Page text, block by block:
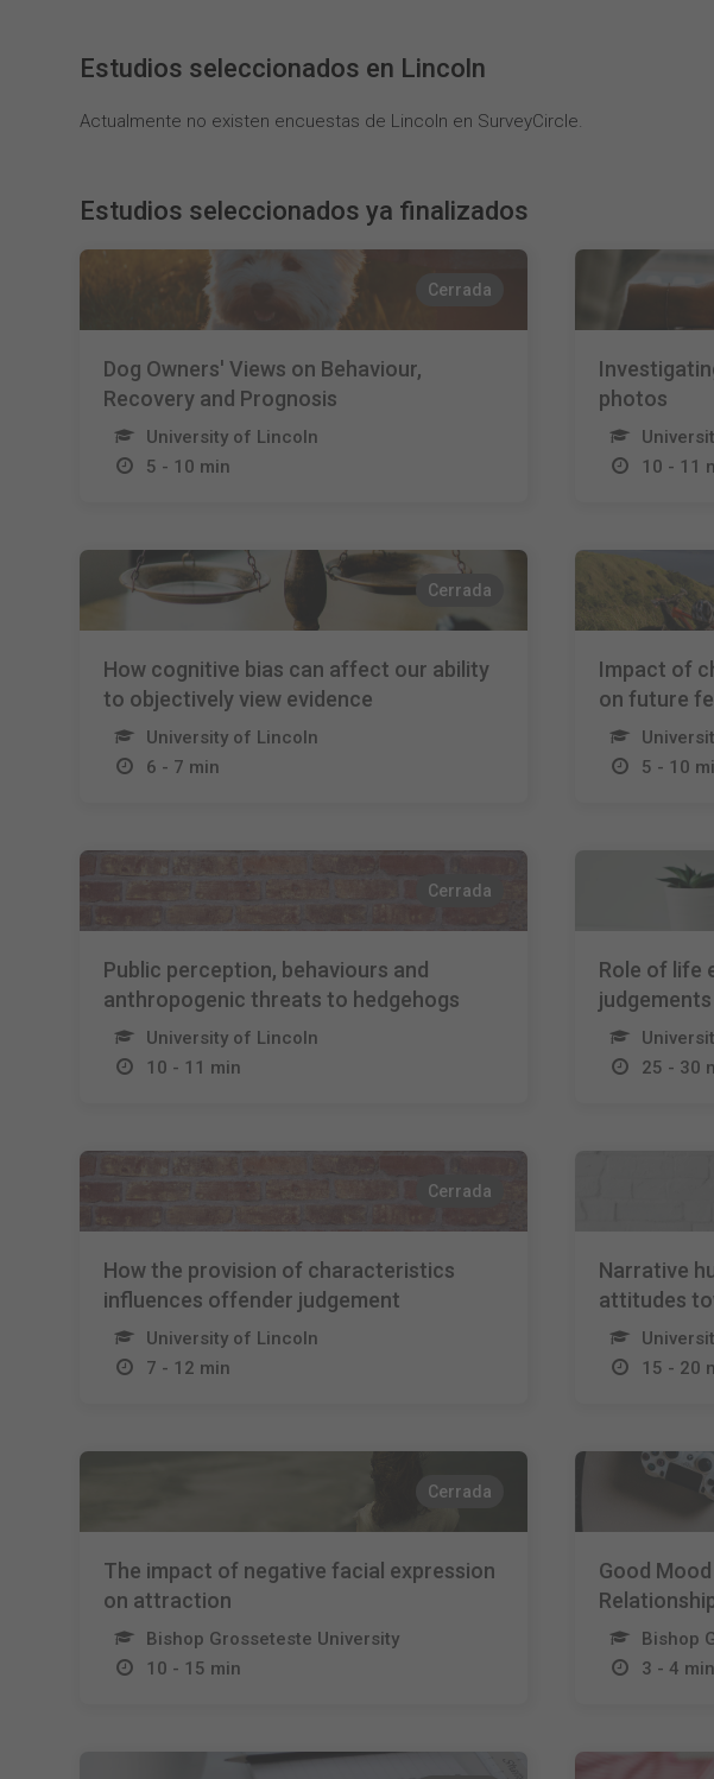
Estudios seleccionados en Lincoln
Actualmente no existen encuestas de Lincoln en SurveyCircle.
Estudios seleccionados ya finalizados
Cerrada
Dog Owners' Views on Behaviour,
Recovery and Prognosis
University of Lincoln
5 - 10 min
photos
10 - 11
Cerrada
How cognitive bias can affect our ability
to objectively view evidence
University of Lincoln
6 - 7 min
Impact of
on future
5 - 10
Cerrada
Public perception, behaviours and
anthropogenic threats to hedgehogs
University of Lincoln
10 - 11 min
Role of life
judgements
25 - 30
Cerrada
How the provision of characteristics
influences offender judgement
University of Lincoln
7 - 12 min
Narrative
attitudes
15 - 20
Cerrada
The impact of negative facial expression
on attraction
Bishop Grosseteste University
10 - 15 min
Good
Bishop
3 - 4 min